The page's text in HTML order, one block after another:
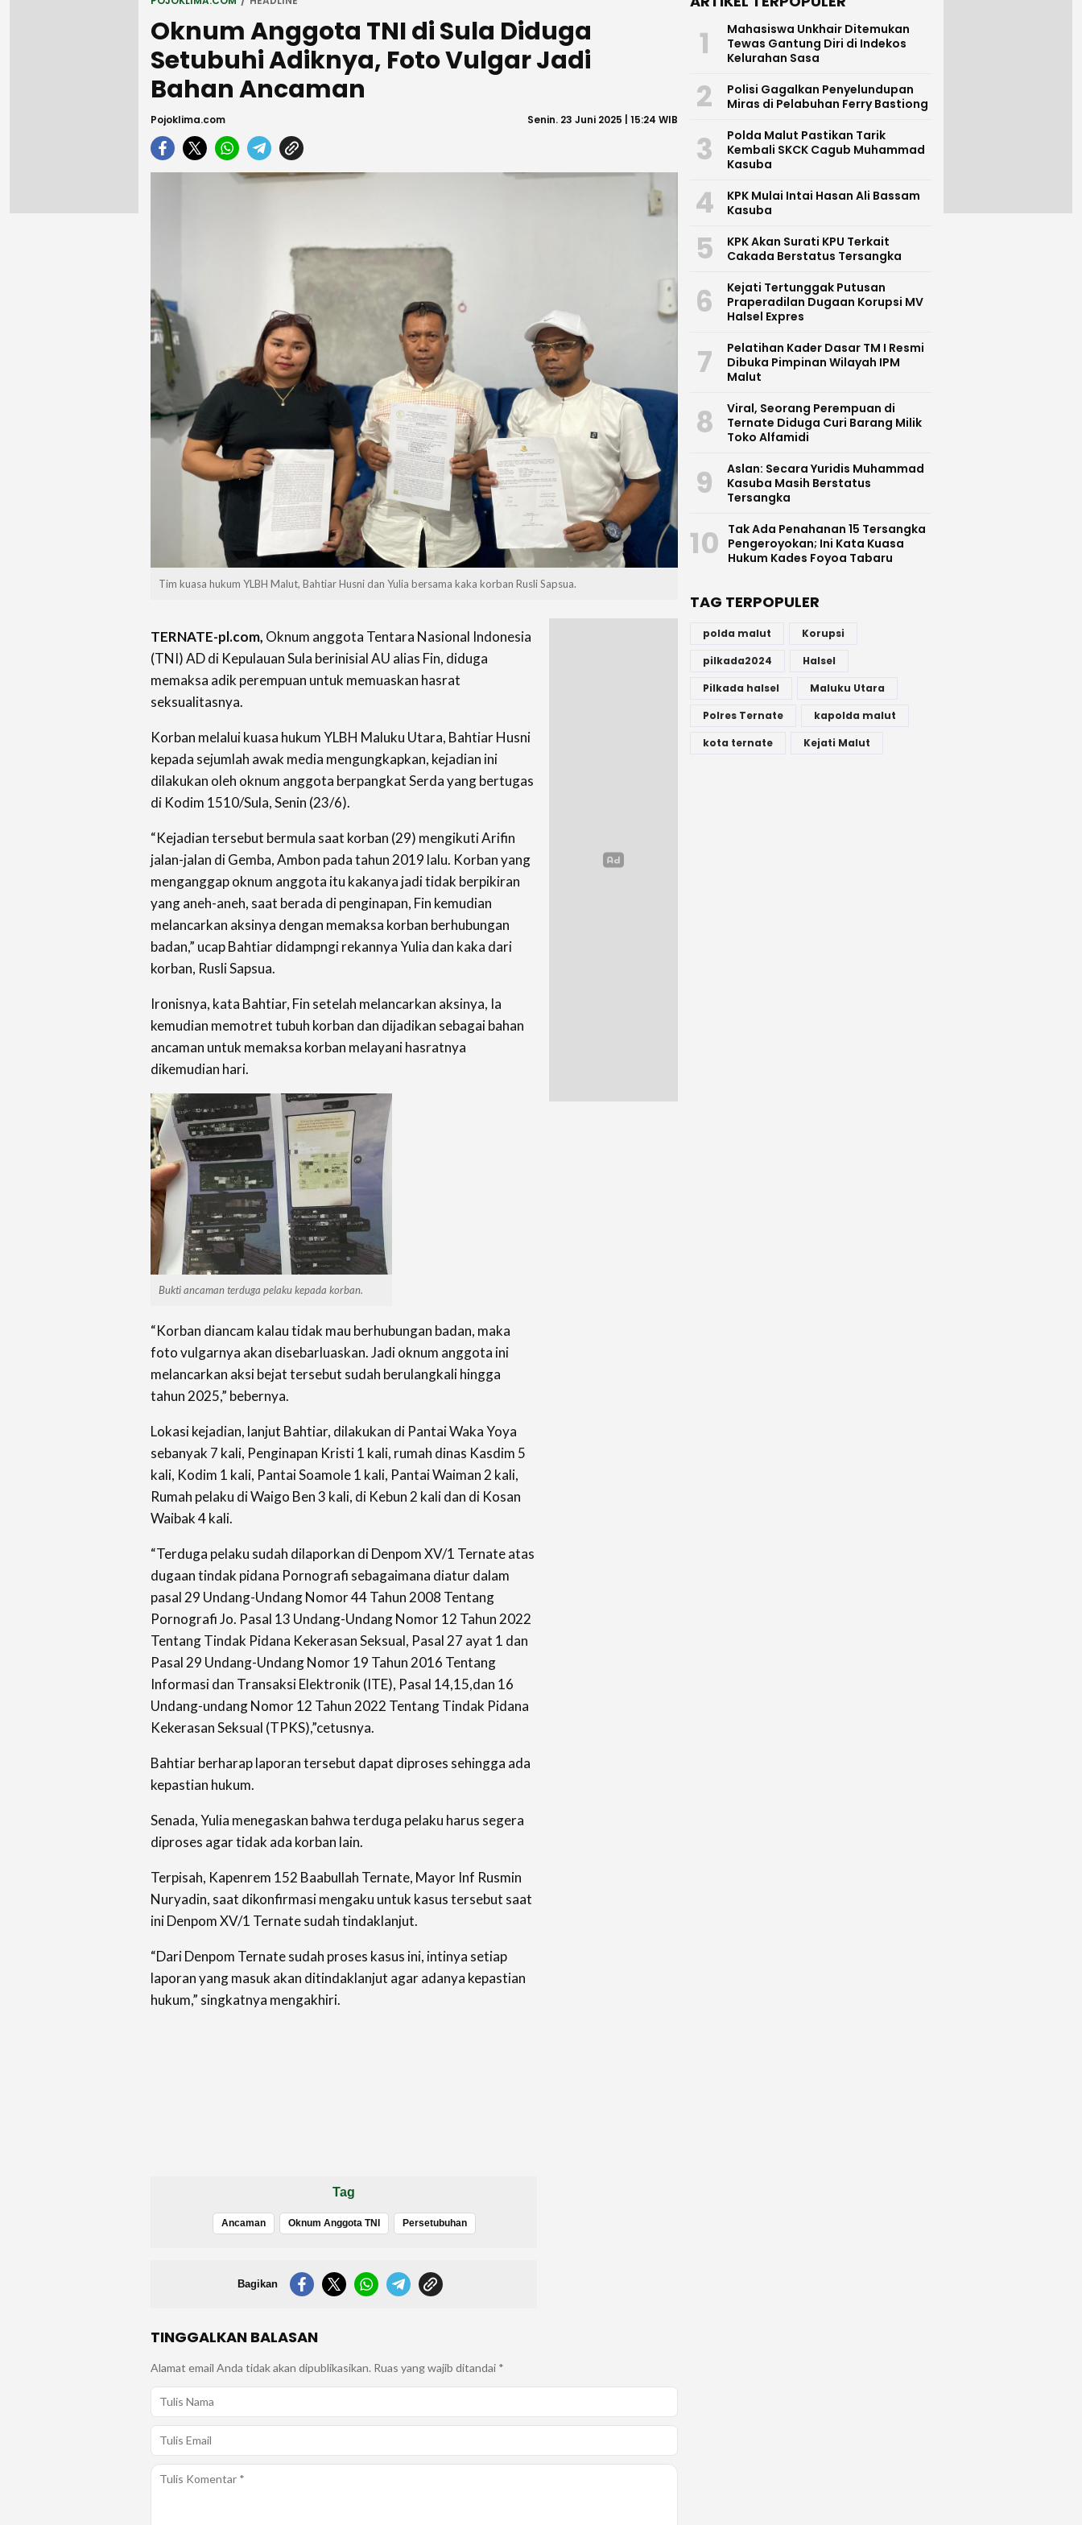
Oknum Anggota TNI di Sula Diduga
Setubuhi Adiknya, Foto Vulgar Jadi
Bahan Ancaman
Pojoklima.com Senin. 23 Juni 2025 | 15:24 WIB
Tim kuasa hukum YLBH Malut, Bahtiar Husni dan Yulia bersama kaka korban Rusli Sapsua.
TERNATE-pl.com, Oknum anggota Tentara Nasional Indonesia
(TNI) AD di Kepulauan Sula berinisial AU alias Fin, diduga
memaksa adik perempuan untuk memuaskan hasrat
seksualitasnya.
Korban melalui kuasa hukum YLBH Maluku Utara, Bahtiar Husni
kepada sejumlah awak media mengungkapkan, kejadian ini
dilakukan oleh oknum anggota berpangkat Serda yang bertugas
di Kodim 1510/Sula, Senin (23/6).
“Kejadian tersebut bermula saat korban (29) mengikuti Arifin
jalan-jalan di Gemba, Ambon pada tahun 2019 lalu. Korban yang
menganggap oknum anggota itu kakanya jadi tidak berpikiran
yang aneh-aneh, saat berada di penginapan, Fin kemudian
melancarkan aksinya dengan memaksa korban berhubungan
badan,” ucap Bahtiar didampngi rekannya Yulia dan kaka dari
korban, Rusli Sapsua.
Ironisnya, kata Bahtiar, Fin setelah melancarkan aksinya, Ia
kemudian memotret tubuh korban dan dijadikan sebagai bahan
ancaman untuk memaksa korban melayani hasratnya
dikemudian hari.
Bukti ancaman terduga pelaku kepada korban.
“Korban diancam kalau tidak mau berhubungan badan, maka
foto vulgarnya akan disebarluaskan. Jadi oknum anggota ini
melancarkan aksi bejat tersebut sudah berulangkali hingga
tahun 2025,” bebernya.
Lokasi kejadian, lanjut Bahtiar, dilakukan di Pantai Waka Yoya
sebanyak 7 kali, Penginapan Kristi 1 kali, rumah dinas Kasdim 5
kali, Kodim 1 kali, Pantai Soamole 1 kali, Pantai Waiman 2 kali,
Rumah pelaku di Waigo Ben 3 kali, di Kebun 2 kali dan di Kosan
Waibak 4 kali.
“Terduga pelaku sudah dilaporkan di Denpom XV/1 Ternate atas
dugaan tindak pidana Pornografi sebagaimana diatur dalam
pasal 29 Undang-Undang Nomor 44 Tahun 2008 Tentang
Pornografi Jo. Pasal 13 Undang-Undang Nomor 12 Tahun 2022
Tentang Tindak Pidana Kekerasan Seksual, Pasal 27 ayat 1 dan
Pasal 29 Undang-Undang Nomor 19 Tahun 2016 Tentang
Informasi dan Transaksi Elektronik (ITE), Pasal 14,15,dan 16
Undang-undang Nomor 12 Tahun 2022 Tentang Tindak Pidana
Kekerasan Seksual (TPKS),”cetusnya.
Bahtiar berharap laporan tersebut dapat diproses sehingga ada
kepastian hukum.
Senada, Yulia menegaskan bahwa terduga pelaku harus segera
diproses agar tidak ada korban lain.
Terpisah, Kapenrem 152 Baabullah Ternate, Mayor Inf Rusmin
Nuryadin, saat dikonfirmasi mengaku untuk kasus tersebut saat
ini Denpom XV/1 Ternate sudah tindaklanjut.
“Dari Denpom Ternate sudah proses kasus ini, intinya setiap
laporan yang masuk akan ditindaklanjut agar adanya kepastian
hukum,” singkatnya mengakhiri.
Tag
Ancaman Oknum Anggota TNI Persetubuhan
Bagikan
TINGGALKAN BALASAN
Alamat email Anda tidak akan dipublikasikan. Ruas yang wajib ditandai *
1
Mahasiswa Unkhair Ditemukan
Tewas Gantung Diri di Indekos
Kelurahan Sasa
2
Polisi Gagalkan Penyelundupan
Miras di Pelabuhan Ferry Bastiong
3
Polda Malut Pastikan Tarik
Kembali SKCK Cagub Muhammad
Kasuba
4
KPK Mulai Intai Hasan Ali Bassam
Kasuba
5
KPK Akan Surati KPU Terkait
Cakada Berstatus Tersangka
6
Kejati Tertunggak Putusan
Praperadilan Dugaan Korupsi MV
Halsel Expres
7
Pelatihan Kader Dasar TM I Resmi
Dibuka Pimpinan Wilayah IPM
Malut
8
Viral, Seorang Perempuan di
Ternate Diduga Curi Barang Milik
Toko Alfamidi
9
Aslan: Secara Yuridis Muhammad
Kasuba Masih Berstatus
Tersangka
10
Tak Ada Penahanan 15 Tersangka
Pengeroyokan; Ini Kata Kuasa
Hukum Kades Foyoa Tabaru
TAG TERPOPULER
polda malut
Korupsi
pilkada2024
Halsel
Pilkada halsel
Maluku Utara
Polres Ternate
kapolda malut
kota ternate
Kejati Malut